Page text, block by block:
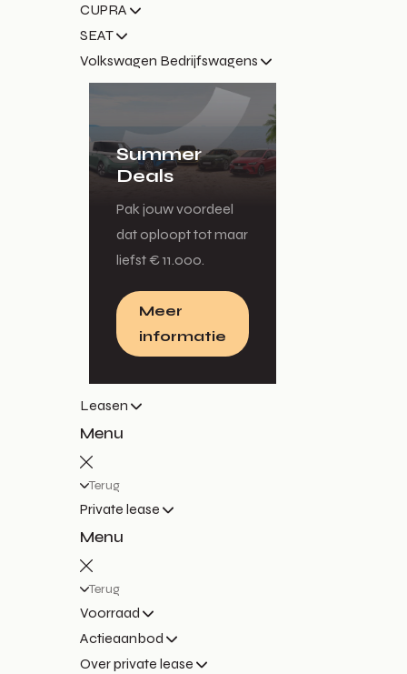
CUPRA
SEAT
Volkswagen Bedrijfswagens
Summer
Deals
Pak jouw voordeel
dat oploopt tot maar
liefst € 11.000.
Meer
informatie
Leasen
Menu
Terug
Private lease
Menu
Terug
Voorraad
Actieaanbod
Over private lease